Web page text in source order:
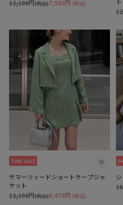
7,590円 (税込)
12,100円(税込)
TIME SALE
サマーツィードショートケープジャ
ケット
8,470円 (税込)
12,100円(税込)